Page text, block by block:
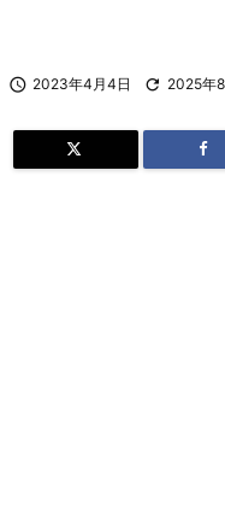
 2023年4月4日  2025年